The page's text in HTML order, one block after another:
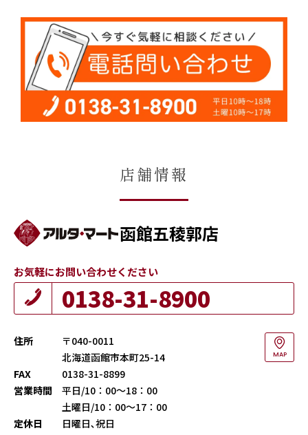
店舗情報
函館五稜郭店
お気軽にお問い合わせください
0138-31-8900
住所
〒040-0011
北海道函館市本町25-14
MAP
FAX
0138-31-8899
営業時間
平日/10：00～18：00
土曜日/10：00～17：00
定休日
日曜日､祝日